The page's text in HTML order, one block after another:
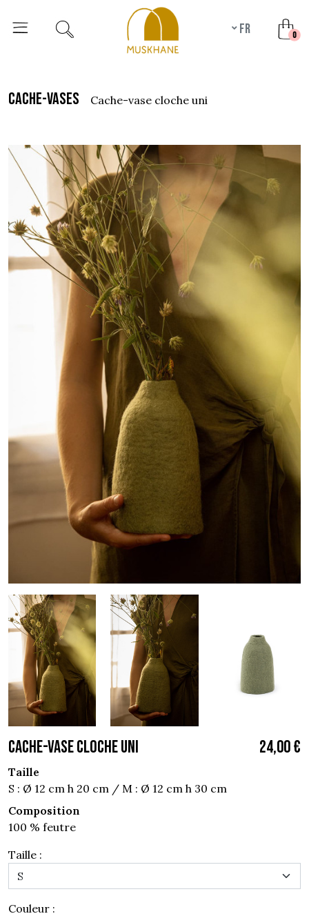
fr 0
cache-vases cache-vase cloche uni
CACHE-VASE CLOCHE UNI 24,00 €
Taille
S : Ø 12 cm h 20 cm / M : Ø 12 cm h 30 cm
Composition
100 % feutre
Taille :
Couleur :